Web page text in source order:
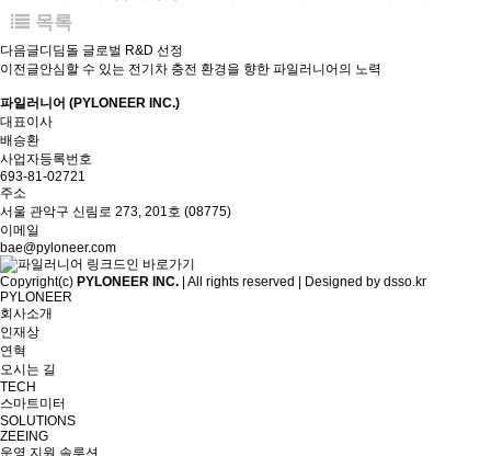
목록
다음글디딤돌 글로벌 R&D 선정
이전글안심할 수 있는 전기차 충전 환경을 향한 파일러니어의 노력
파일러니어 (PYLONEER INC.)
대표이사
배승환
사업자등록번호
693-81-02721
주소
서울 관악구 신림로 273, 201호 (08775)
이메일
bae@pyloneer.com
Copyright(c) PYLONEER INC. | All rights reserved | Designed by dsso.kr
PYLONEER
회사소개
인재상
연혁
오시는 길
TECH
스마트미터
SOLUTIONS
ZEEING